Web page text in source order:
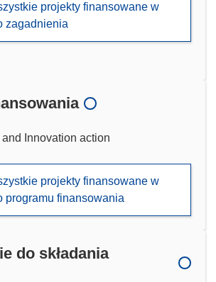
projekty finansowane w
zagadnienia
Innovation action
projekty finansowane w
programu finansowania
do składania